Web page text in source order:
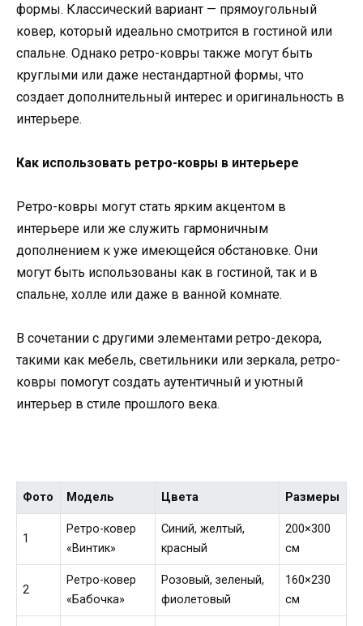
формы. Классический вариант — прямоугольный
ковер, который идеально смотрится в гостиной или
спальне. Однако ретро-ковры также могут быть
круглыми или даже нестандартной формы, что
создает дополнительный интерес и оригинальность в
интерьере.
Как использовать ретро-ковры в интерьере
Ретро-ковры могут стать ярким акцентом в
интерьере или же служить гармоничным
дополнением к уже имеющейся обстановке. Они
могут быть использованы как в гостиной, так и в
спальне, холле или даже в ванной комнате.
В сочетании с другими элементами ретро-декора,
такими как мебель, светильники или зеркала, ретро-
ковры помогут создать аутентичный и уютный
интерьер в стиле прошлого века.
Фото Модель Цвета Размеры
1
Ретро-ковер
«Винтик»
Синий, желтый,
красный
200×300
см
2
Ретро-ковер
«Бабочка»
Розовый, зеленый,
фиолетовый
160×230
см